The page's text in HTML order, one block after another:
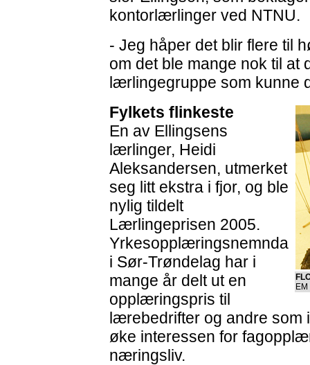
kontorlærlinger ved NTNU.
- Jeg håper det blir flere til
om det ble mange nok til at
lærlingegruppe som kunne
Fylkets flinkeste
En av Ellingsens
lærlinger, Heidi
Aleksandersen, utmerket
seg litt ekstra i fjor, og ble
nylig tildelt
Lærlingeprisen 2005.
Yrkesopplæringsnemnda
i Sør-Trøndelag har i
mange år delt ut en
opplæringspris til
lærebedrifter og andre som
øke interessen for
næringsliv.